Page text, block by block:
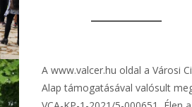
A www.valcer.hu oldal a Városi
Alap támogatásával valósult